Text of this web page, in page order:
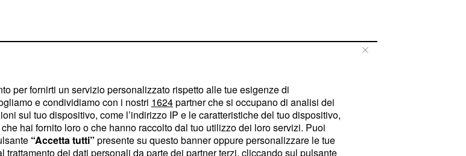
da
per fornirti un servizio personalizzato rispetto alle tue esigenze di
e condividiamo con i nostri 1624partner che si occupano di analisi dei
sul tuo dispositivo, come l’indirizzo IP e le caratteristiche del tuo dispositivo,
hai fornito loro o che hanno raccolto dal tuo utilizzo dei loro servizi. Puoi
“Accetta tutti” presente su questo banner oppure personalizzare le tue
dei dati personali da parte dei partner terzi, cliccando sul pulsante